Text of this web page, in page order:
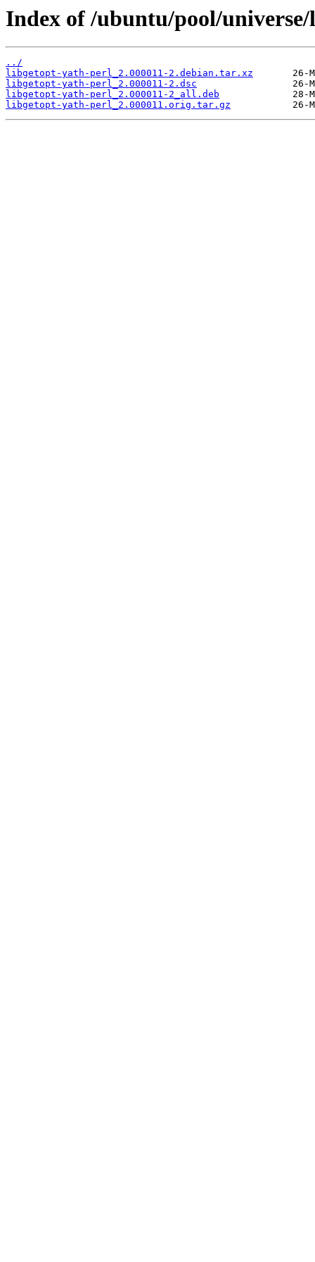
Index of /ubuntu/pool/
../
libgetopt-yath-perl_2.000011-2.debian.tar.xz
libgetopt-yath-perl_2.000011-2.dsc
libgetopt-yath-perl_2.000011-2_all.deb
libgetopt-yath-perl_2.000011.orig.tar.gz